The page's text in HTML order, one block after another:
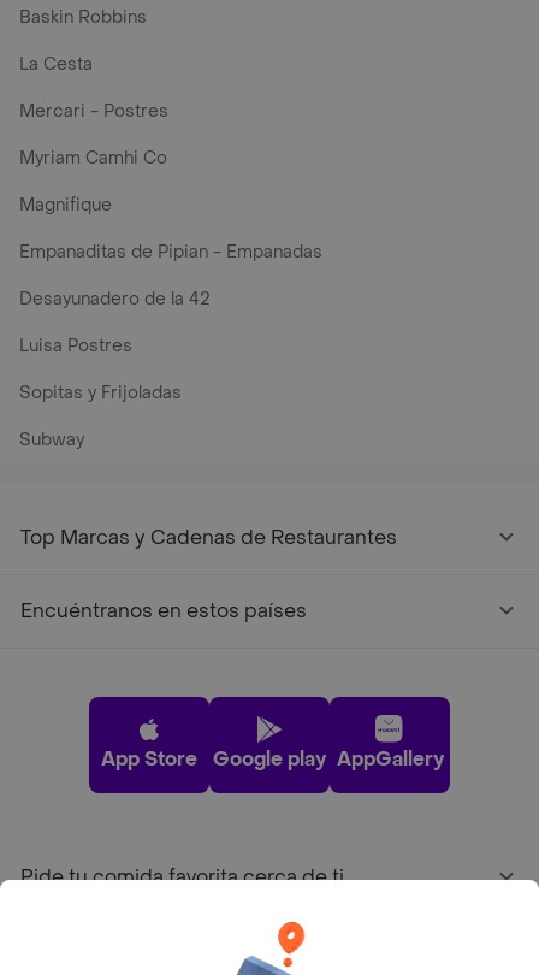
Baskin Robbins
La Cesta
Mercari - Postres
Myriam Camhi Co
Magnifique
Empanaditas de Pipian - Empanadas
Desayunadero de la 42
Luisa Postres
Sopitas y Frijoladas
Subway
Top Marcas y Cadenas de Restaurantes
Encuéntranos en estos países
App Store Google play AppGallery
Pide tu comida favorita cerca de ti